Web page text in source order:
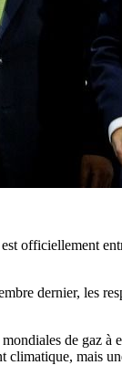
officiellement
dernier, les
de gaz
mais